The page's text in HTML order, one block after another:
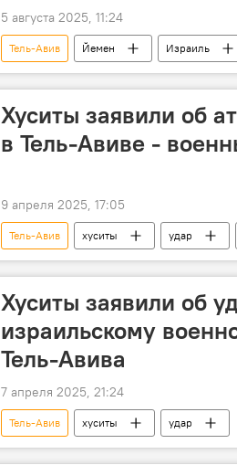
5 августа 2025, 11:24
Тель-Авив Йемен Израиль
Хуситы заявили об
в Тель-Авиве -
9 апреля 2025, 17:05
Тель-Авив хуситы удар
Хуситы заявили об
израильскому
Тель-Авива
7 апреля 2025, 21:24
Тель-Авив хуситы удар